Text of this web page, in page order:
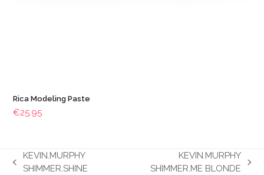
Rica Modeling Paste
€25.95
previous
KEVIN.MURPHY
SHIMMER.SHINE
KEVIN.MURPHY
SHIMMER.ME BLONDE